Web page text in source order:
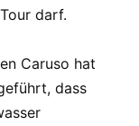
darf.
Caruso hat
dass